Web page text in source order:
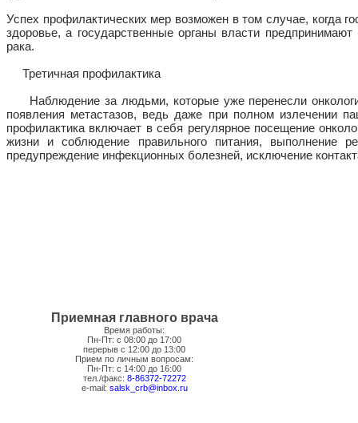
Успех профилактических мер возможен в том случае, когда
здоровье, а государственные органы власти
рака.
Третичная профилактика
Наблюдение за людьми, которые уже перенесли
появления метастазов, ведь даже при полном излечении
профилактика включает в себя регулярное посещение
жизни и соблюдение правильного питания, выполнение
предупреждение инфекционных болезней, исключение
Приемная главного врача
Время работы:
Пн-Пт: с 08:00 до 17:00
перерыв с 12:00 до 13:00
Прием по личным вопросам:
Пн-Пт: с 14:00 до 16:00
тел./факс: 8-86372-72272
e-mail: salsk_crb@inbox.ru